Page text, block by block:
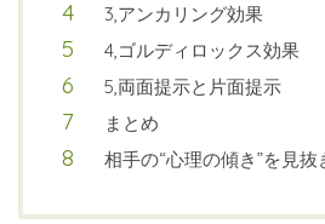
3,アンカリング効果
4,ゴルディロックス効果
5,両面提示と片面提示
まとめ
相手の“心理の傾き”を見